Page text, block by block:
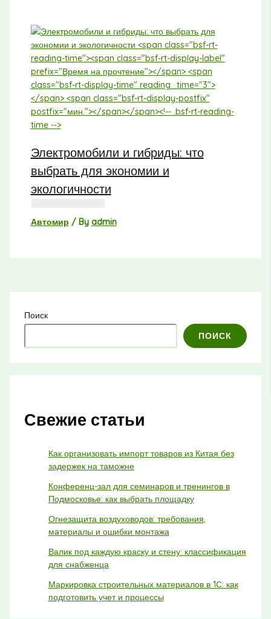
Электромобили и гибриды: что
выбрать для экономии и
экологичности
Автомир / By admin
Поиск
ПОИСК
Свежие статьи
Как организовать импорт товаров из Китая без
задержек на таможне
Конференц-зал для семинаров и тренингов в
Подмосковье: как выбрать площадку
Огнезащита воздуховодов: требования,
материалы и ошибки монтажа
Валик под каждую краску и стену: классификация
для снабженца
Маркировка строительных материалов в 1С: как
подготовить учет и процессы